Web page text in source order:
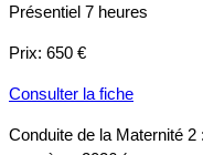
Présentiel 7 heures
Prix: 650 €
Consulter la fiche
Conduite de la Maternité 2